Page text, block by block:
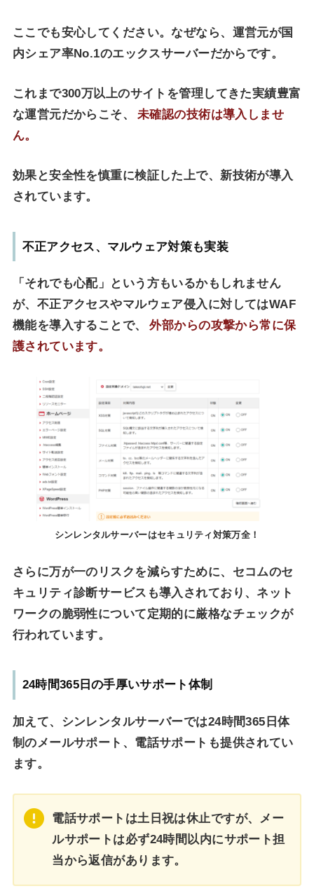
ここでも安心してください。なぜなら、運営元が国
内シェア率No.1のエックスサーバーだからです。
これまで300万以上のサイトを管理してきた実績豊富
な運営元だからこそ、
未確認の技術は導入しませ
ん。
効果と安全性を慎重に検証した上で、新技術が導入
されています。
不正アクセス、マルウェア対策も実装
「それでも心配」という方もいるかもしれません
が、不正アクセスやマルウェア侵入に対してはWAF
機能を導入することで、
外部からの攻撃から常に保
護されています。
シンレンタルサーバー​はセキュリティ対策万全！
さらに万が一のリスクを減らすために、セコムのセ
キュリティ診断サービスも導入されており、ネット
ワークの脆弱性について定期的に厳格なチェックが
行われています。
24時間365日の手厚いサポート体制
加えて、シンレンタルサーバーでは24時間365日体
制のメールサポート、電話サポートも提供されてい
ます。
電話サポートは土日祝は休止ですが、メー
ルサポートは必ず24時間以内にサポート担
当から返信があります。